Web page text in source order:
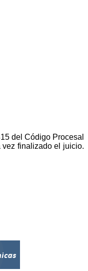
del Código Procesal
vez finalizado el juicio.